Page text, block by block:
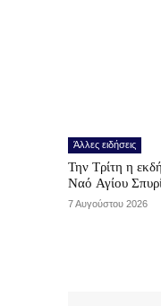
Άλλες ειδήσεις
Την Τρίτη η
Ναό Αγίου
7 Αυγούστου 2026